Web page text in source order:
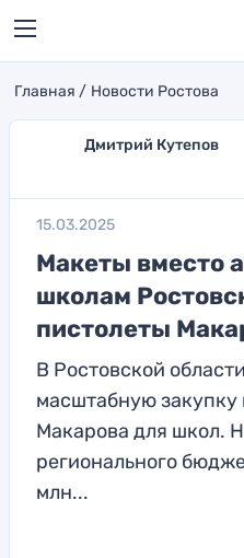
Главная Новости Ростова
Дмитрий Кутепов
15.03.2025
Макеты вместо
школам
пистолеты
В Ростовской
масштабную закупку
Макарова для школ.
регионального
млн...